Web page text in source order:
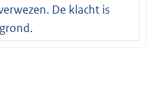
De klacht is